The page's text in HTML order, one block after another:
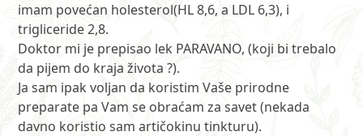
imam povećan holesterol(HL 8,6, a LDL 6,3), i
trigliceride 2,8.
Doktor mi je prepisao lek PARAVANO, (koji bi trebalo
da pijem do kraja života ?).
Ja sam ipak voljan da koristim Vaše prirodne
preparate pa Vam se obraćam za savet (nekada
davno koristio sam artičokinu tinkturu).